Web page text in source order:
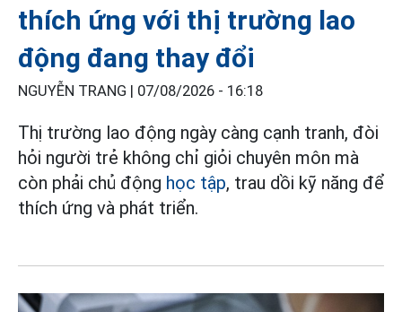
thích ứng với thị trường lao
động đang thay đổi
NGUYỄN TRANG | 07/08/2026 - 16:18
Thị trường lao động ngày càng cạnh tranh, đòi
hỏi người trẻ không chỉ giỏi chuyên môn mà
còn phải chủ động học tập, trau dồi kỹ năng để
thích ứng và phát triển.